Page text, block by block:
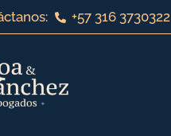
+57 316 3730322